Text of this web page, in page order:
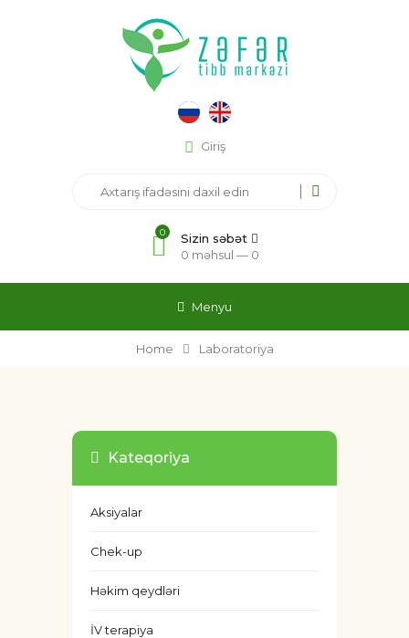
Giriş
0
Sizin səbət
0 məhsul — 0
Menyu
Home Laboratoriya
Kateqoriya
Aksiyalar
Chek-up
Həkim qeydləri
İV terapiya